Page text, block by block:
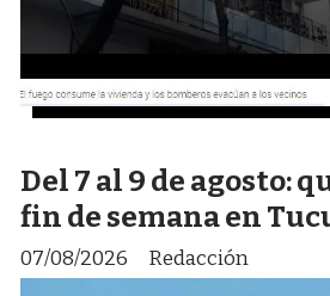
Del 7 al 9 de agosto:
fin de semana en
Redacción
07/08/2026